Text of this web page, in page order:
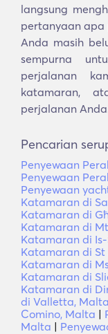
langsung
pertanyaan apa
Anda masih
sempurna
perjalanan
katamaran,
perjalanan
Pencarian
Penyewaan
Penyewaan
Penyewaan
Katamaran di
Katamaran di
Katamaran di
Katamaran di
Katamaran di
Katamaran di
Katamaran di
Katamaran di
di Valletta, Malta
Comino, Malta |
Malta |